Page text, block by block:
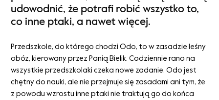
udowodnić, że potrafi robić wszystko to,
co inne ptaki, a nawet więcej.
Przedszkole, do którego chodzi Odo, to w zasadzie leśny
obóz, kierowany przez Panią Bielik. Codziennie rano na
wszystkie przedszkolaki czeka nowe zadanie. Odo jest
chętny do nauki, ale nie przejmuje się zasadami ani tym, że
z powodu wzrostu inne ptaki nie traktują go do końca